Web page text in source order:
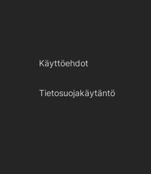
Käyttöehdot
Tietosuojakäytäntö